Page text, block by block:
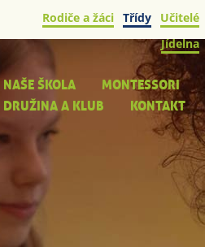
Rodiče a žáci Třídy
Učitelé
Jídelna
NAŠE ŠKOLA MONTESSORI
DRUŽINA A KLUB
KONTAKT